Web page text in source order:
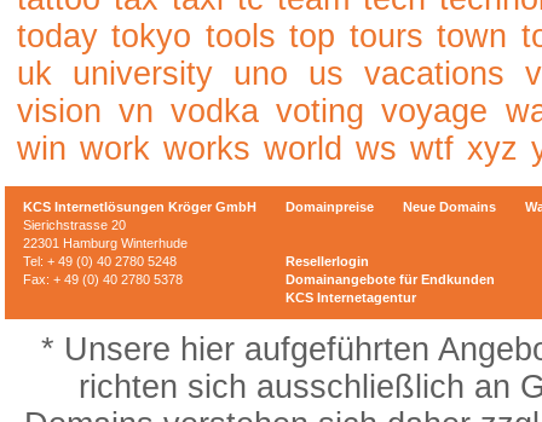
today tokyo tools top tours town
uk
university uno us vacations
vision vn vodka voting voyage
win work works world ws wtf xyz
KCS Internetlösungen Kröger GmbH
Sierichstrasse 20
22301 Hamburg Winterhude
Tel: + 49 (0) 40 2780 5248
Fax: + 49 (0) 40 2780 5378
Domainpreise Neue Domains
Resellerlogin
Domainangebote für Endkunden
KCS Internetagentur
* Unsere hier aufgeführten
richten sich ausschließlich an